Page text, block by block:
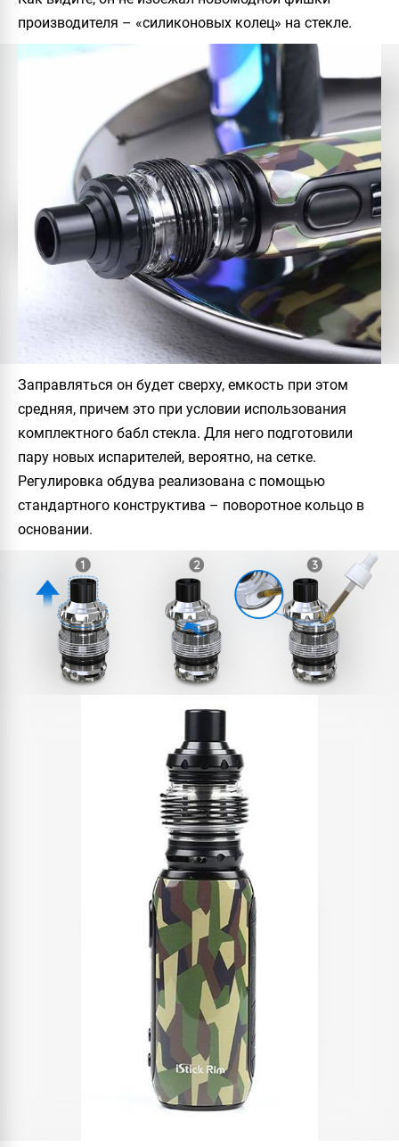
производителя – «силиконовых колец» на стекле.
Заправляться он будет сверху, емкость при этом
средняя, причем это при условии использования
комплектного бабл стекла. Для него подготовили
пару новых испарителей, вероятно, на сетке.
Регулировка обдува реализована с помощью
стандартного конструктива – поворотное кольцо в
основании.